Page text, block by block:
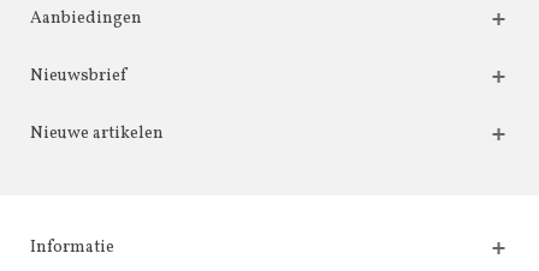
Aanbiedingen
Nieuwsbrief
Nieuwe artikelen
Informatie